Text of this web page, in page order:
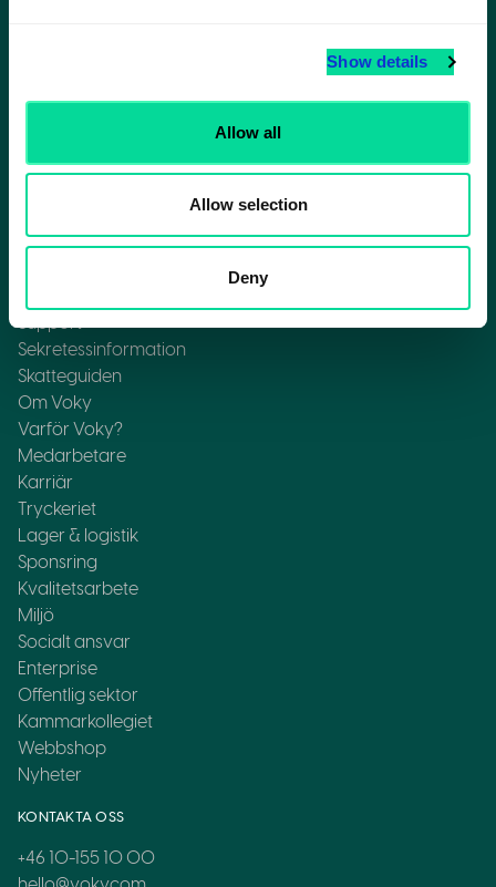
Show details
Allow all
Allow selection
Deny
erbjudanden?
Prenumerera
Sekretessinformation
Skatteguiden
Om Voky
Varför Voky?
Medarbetare
Karriär
Tryckeriet
Lager & logistik
Sponsring
Kvalitetsarbete
Miljö
Socialt ansvar
Enterprise
Offentlig sektor
Kammarkollegiet
Webbshop
Nyheter
KONTAKTA OSS
+46 10-155 10 00